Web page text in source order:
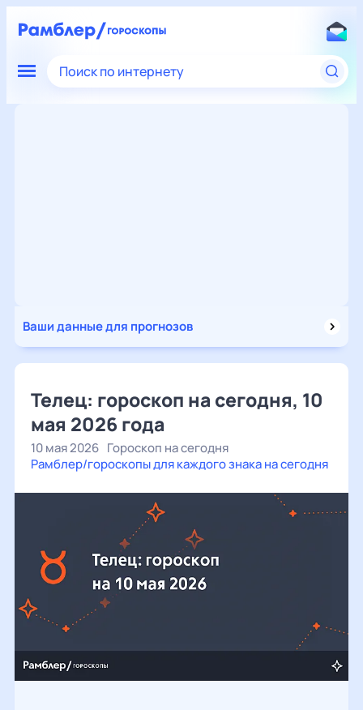
Поиск по интернету
Ваши данные для прогнозов
Телец: гороскоп на сегодня, 10
мая 2026 года
10 мая 2026 Гороскоп на сегодня
Рамблер/гороскопы для каждого знака на сегодня